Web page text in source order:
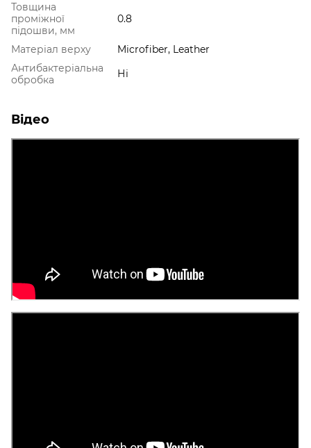
Товщина
проміжної
підошви, мм
0.8
Матеріал верху
Microfiber, Leather
Антибактеріальна
обробка
Ні
Відео